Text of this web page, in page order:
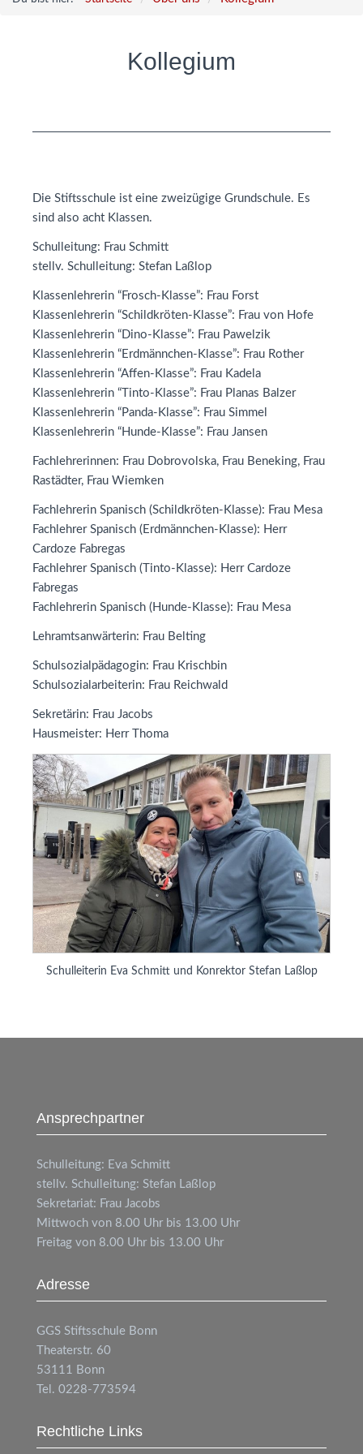
Kollegium
Die Stiftsschule ist eine zweizügige Grundschule. Es
sind also acht Klassen.
Schulleitung: Frau Schmitt
stellv. Schulleitung: Stefan Laßlop
Klassenlehrerin “Frosch-Klasse”: Frau Forst
Klassenlehrerin “Schildkröten-Klasse”: Frau von Hofe
Klassenlehrerin “Dino-Klasse”: Frau Pawelzik
Klassenlehrerin “Erdmännchen-Klasse”: Frau Rother
Klassenlehrerin “Affen-Klasse”: Frau Kadela
Klassenlehrerin “Tinto-Klasse”: Frau Planas Balzer
Klassenlehrerin “Panda-Klasse”: Frau Simmel
Klassenlehrerin “Hunde-Klasse”: Frau Jansen
Fachlehrerinnen: Frau Dobrovolska, Frau Beneking, Frau
Rastädter, Frau Wiemken
Fachlehrerin Spanisch (Schildkröten-Klasse): Frau Mesa
Fachlehrer Spanisch (Erdmännchen-Klasse): Herr
Cardoze Fabregas
Fachlehrer Spanisch (Tinto-Klasse): Herr Cardoze
Fabregas
Fachlehrerin Spanisch (Hunde-Klasse): Frau Mesa
Lehramtsanwärterin: Frau Belting
Schulsozialpädagogin: Frau Krischbin
Schulsozialarbeiterin: Frau Reichwald
Sekretärin: Frau Jacobs
Hausmeister: Herr Thoma
Schulleiterin Eva Schmitt und Konrektor Stefan Laßlop
Ansprechpartner
Schulleitung: Eva Schmitt
stellv. Schulleitung: Stefan Laßlop
Sekretariat: Frau Jacobs
Mittwoch von 8.00 Uhr bis 13.00 Uhr
Freitag von 8.00 Uhr bis 13.00 Uhr
Adresse
GGS Stiftsschule Bonn
Theaterstr. 60
53111 Bonn
Tel. 0228-773594
Rechtliche Links